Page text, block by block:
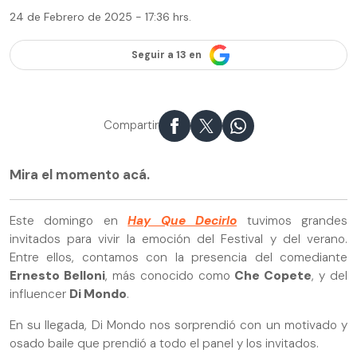
24 de Febrero de 2025 - 17:36 hrs.
Seguir a 13 en
Compartir
Mira el momento acá.
Este domingo enHay Que Decirlo tuvimos grandes
invitados para vivir la emoción del Festival y del verano.
Entre ellos, contamos con la presencia del comediante
Ernesto Belloni, más conocido como Che Copete, y del
influencer Di Mondo.
En su llegada, Di Mondo nos sorprendió con un motivado y
osado baile que prendió a todo el panel y los invitados.